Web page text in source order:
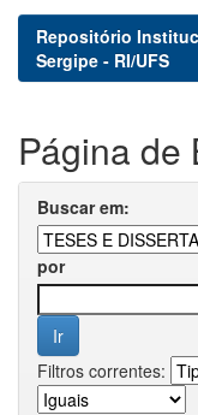
Repositório
Sergipe - RI/UFS
Página de
Buscar em:
por
Filtros correntes: